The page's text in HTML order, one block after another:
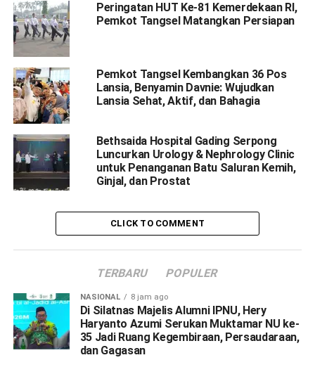
Peringatan HUT Ke-81 Kemerdekaan RI,
Pemkot Tangsel Matangkan Persiapan
Pemkot Tangsel Kembangkan 36 Pos
Lansia, Benyamin Davnie: Wujudkan
Lansia Sehat, Aktif, dan Bahagia
Bethsaida Hospital Gading Serpong
Luncurkan Urology & Nephrology Clinic
untuk Penanganan Batu Saluran Kemih,
Ginjal, dan Prostat
CLICK TO COMMENT
TERBARU POPULER
NASIONAL 8 jam ago
Di Silatnas Majelis Alumni IPNU, Hery
Haryanto Azumi Serukan Muktamar NU ke-
35 Jadi Ruang Kegembiraan, Persaudaraan,
dan Gagasan